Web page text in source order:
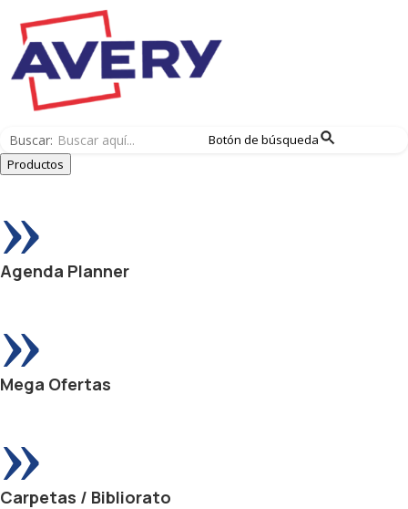
Buscar:
Botón de búsqueda
Productos
»
Agenda Planner
»
Mega Ofertas
»
Carpetas / Bibliorato